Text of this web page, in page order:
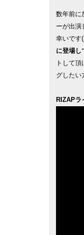
数年前に
ーが出演
幸いです(
に登場し
トして
グしたい
RIZAPラ